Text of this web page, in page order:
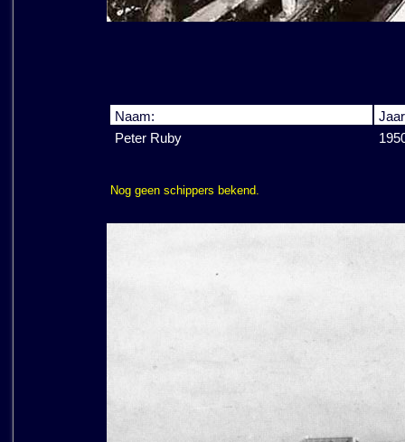
Naam:
Peter Ruby
Nog geen schippers bekend.